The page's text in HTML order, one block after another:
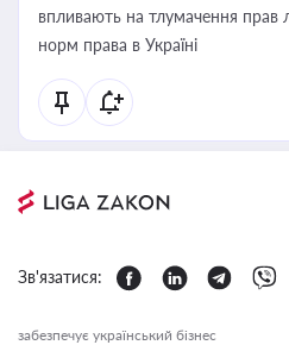
впливають на тлумачення прав
норм права в Україні
Зв'язатися:
забезпечує український бізнес